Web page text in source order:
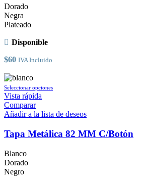
Dorado
Negra
Plateado
Disponible
$60 IVA Incluido
Seleccionar opcionesEste
múltiples
Las
Vista rápida
Comparar
Añadir a la lista de deseos
Tapa Metálica 82 MM C/Botón
Blanco
Dorado
Negro